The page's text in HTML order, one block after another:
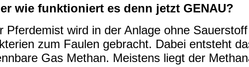
wie funktioniert es denn jetzt GENAU?
Pferdemist wird in der Anlage ohne
zum Faulen gebracht. Dabei entsteht
Gas Methan. Meistens liegt der